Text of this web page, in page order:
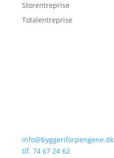
Storentreprise
Totalentreprise
info@byggeriforpengene.dk
tlf. 74 67 24 62